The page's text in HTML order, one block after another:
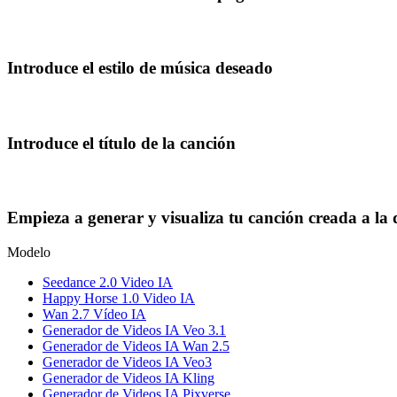
Introduce el estilo de música deseado
Introduce el título de la canción
Empieza a generar y visualiza tu canción creada a la
Modelo
Seedance 2.0 Video IA
Happy Horse 1.0 Video IA
Wan 2.7 Vídeo IA
Generador de Videos IA Veo 3.1
Generador de Videos IA Wan 2.5
Generador de Videos IA Veo3
Generador de Videos IA Kling
Generador de Videos IA Pixverse